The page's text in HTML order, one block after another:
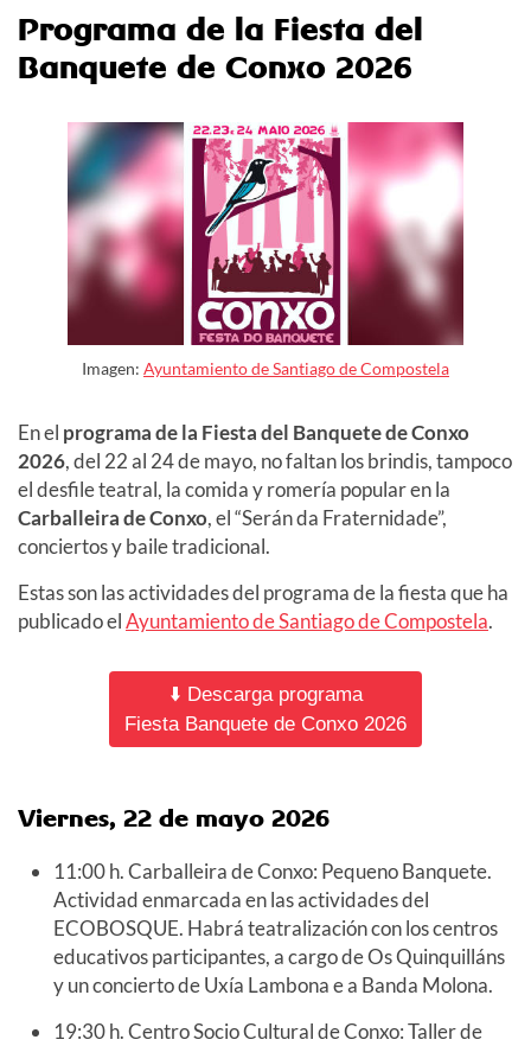
Programa de la Fiesta del
Banquete de Conxo 2026
Imagen: Ayuntamiento de Santiago de Compostela
En el programa de la Fiesta del Banquete de Conxo
2026, del 22 al 24 de mayo, no faltan los brindis, tampoco
el desfile teatral, la comida y romería popular en la
Carballeira de Conxo, el “Serán da Fraternidade”,
conciertos y baile tradicional.
Estas son las actividades del programa de la fiesta que ha
publicado elAyuntamiento de Santiago de Compostela.
⬇️ Descarga programa
Fiesta Banquete de Conxo 2026
Viernes, 22 de mayo 2026
11:00 h. Carballeira de Conxo: Pequeno Banquete.
Actividad enmarcada en las actividades del
ECOBOSQUE. Habrá teatralización con los centros
educativos participantes, a cargo de Os Quinquilláns
y un concierto de Uxía Lambona e a Banda Molona.
19:30 h. Centro Socio Cultural de Conxo: Taller de